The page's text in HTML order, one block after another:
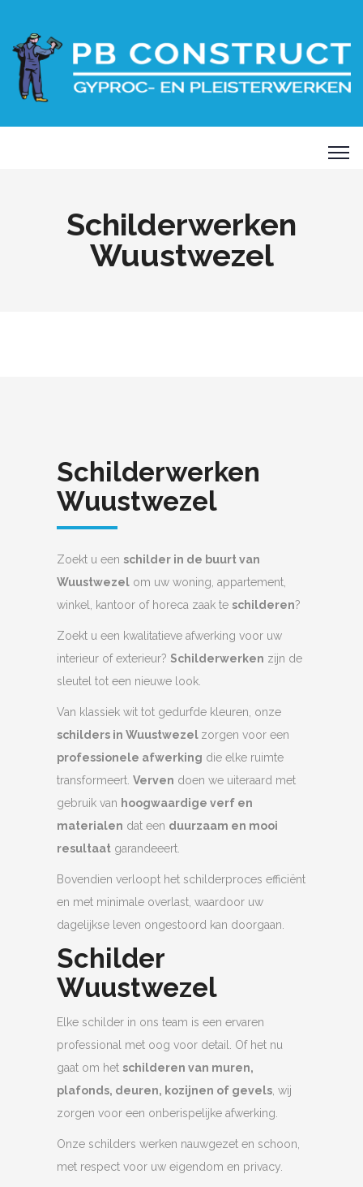
Schilderwerken
Wuustwezel
Schilderwerken
Wuustwezel
Zoekt u een schilder in de buurt van
Wuustwezel om uw woning, appartement,
winkel, kantoor of horeca zaak te schilderen?
Zoekt u een kwalitatieve afwerking voor uw
interieur of exterieur? Schilderwerken zijn de
sleutel tot een nieuwe look.
Van klassiek wit tot gedurfde kleuren, onze
schilders in Wuustwezel zorgen voor een
professionele afwerking die elke ruimte
transformeert. Verven doen we uiteraard met
gebruik van hoogwaardige verf en
materialen dat een duurzaam en mooi
resultaat garandeeert.
Bovendien verloopt het schilderproces efficiënt
en met minimale overlast, waardoor uw
dagelijkse leven ongestoord kan doorgaan.
Schilder
Wuustwezel
Elke schilder in ons team is een ervaren
professional met oog voor detail. Of het nu
gaat om het schilderen van muren,
plafonds, deuren, kozijnen of gevels, wij
zorgen voor een onberispelijke afwerking.
Onze schilders werken nauwgezet en schoon,
met respect voor uw eigendom en privacy.